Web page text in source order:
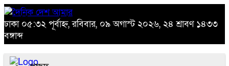
ঢাকা ০৫:৩২ পূর্বাহ্ন, রবিবার, ০৯ অগাস্ট ২০২৬, ২৪ শ্রাবণ ১৪৩৩
বঙ্গাব্দ